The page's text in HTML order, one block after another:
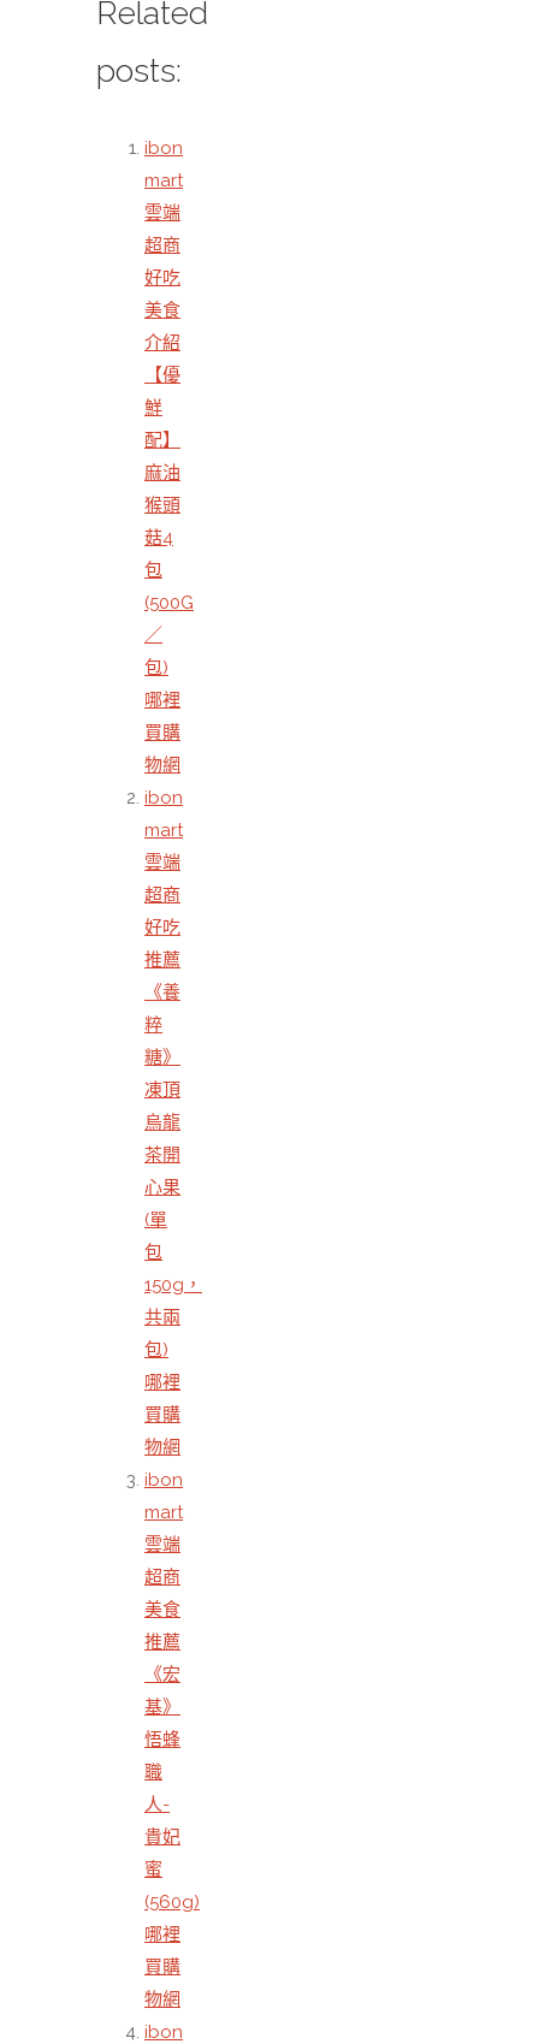
Related
posts:
ibon
mart
雲端
超商
好吃
美食
介紹
【優
鮮
配】
麻油
猴頭
菇4
包
(500G
／
包)
哪裡
買購
物網
ibon
mart
雲端
超商
好吃
推薦
《養
粹
糖》
凍頂
烏龍
茶開
心果
(單
包
150g，
共兩
包)
哪裡
買購
物網
ibon
mart
雲端
超商
美食
推薦
《宏
基》
悟蜂
職
人-
貴妃
蜜
(560g)
哪裡
買購
物網
ibon